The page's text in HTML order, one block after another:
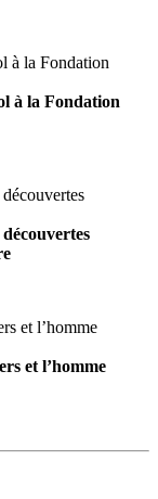
à la Fondation
et l’homme